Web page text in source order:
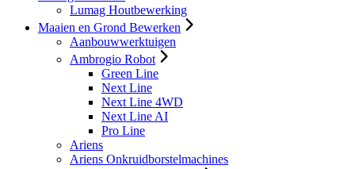
Lumag Houtbewerking
Maaien en Grond Bewerken
Aanbouwwerktuigen
Ambrogio Robot
Green Line
Next Line
Next Line 4WD
Next Line AI
Pro Line
Ariens
Ariens Onkruidborstelmachines